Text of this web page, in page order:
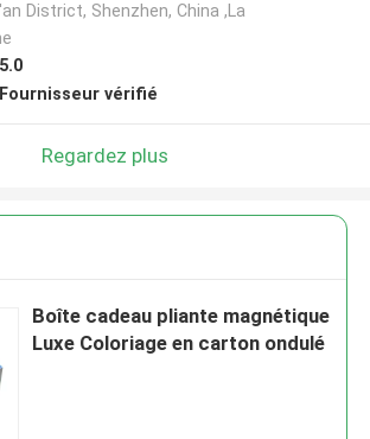
District, Shenzhen, China ,La
5.0
Fournisseur vérifié
Regardez plus
Boîte cadeau pliante magnétique
Luxe Coloriage en carton ondulé